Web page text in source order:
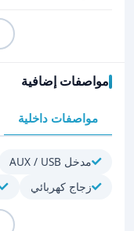
مواصفات إضافية
مواصفات داخلية
مدخل AUX / USB
زجاج كهربائي